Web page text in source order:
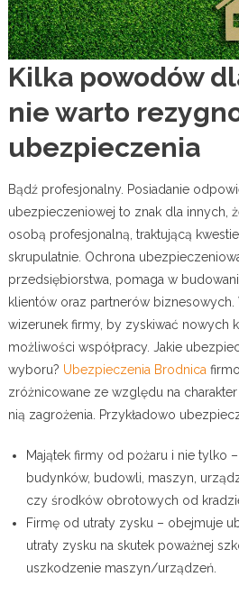
Kilka powodów
nie warto
ubezpieczenia
Bądź profesjonalny. Posiadanie
ubezpieczeniowej to znak dla innych,
osobą profesjonalną, traktującą
skrupulatnie. Ochrona
przedsiębiorstwa, pomaga w
klientów oraz partnerów
wizerunek firmy, by zyskiwać nowych
możliwości współpracy. Jakie
wyboru? Ubezpieczenia Brodnica
zróżnicowane ze względu na
nią zagrożenia. Przykładowo
Majątek firmy od pożaru i nie tylko
budynków, budowli, maszyn,
czy środków obrotowych od
Firmę od utraty zysku – obejmuje
utraty zysku na skutek poważnej
uszkodzenie maszyn/urządzeń.